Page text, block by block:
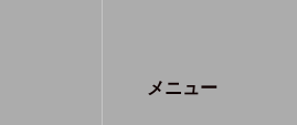
メニュー